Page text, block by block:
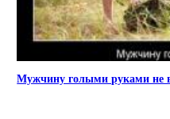
Мужчину голыми руками не